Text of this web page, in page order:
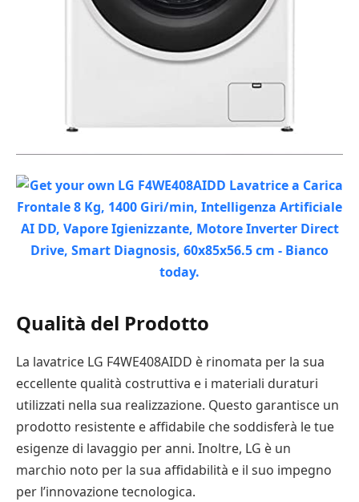
Qualità del Prodotto
La lavatrice LG F4WE408AIDD è rinomata per la sua
eccellente qualità costruttiva e i materiali duraturi
utilizzati nella sua realizzazione. Questo garantisce un
prodotto resistente e affidabile che soddisferà le tue
esigenze di lavaggio per anni. Inoltre, LG è un
marchio noto per la sua affidabilità e il suo impegno
per l’innovazione tecnologica.